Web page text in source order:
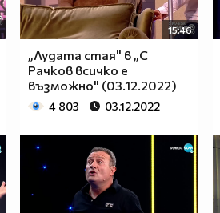
15:46
„Лудата стая" в „С
Рачков всичко е
възможно" (03.12.2022)
4 803 03.12.2022